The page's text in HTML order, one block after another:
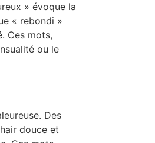
» évoque la
« rebondi »
Ces mots,
ou le
Des
douce et